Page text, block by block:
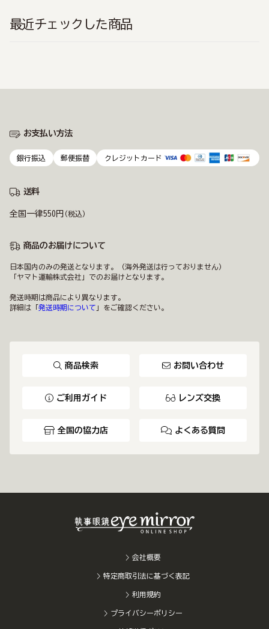
最近チェックした商品
お支払い方法
銀行振込 郵便振替 クレジットカード
送料
全国一律550円 (税込)
商品のお届けについて
日本国内のみの発送となります。（海外発送は行っておりません）
「ヤマト運輸株式会社」でのお届けとなります。
発送時期は商品により異なります。
詳細は「 発送時期について 」をご確認ください。
商品検索 お問い合わせ
ご利用ガイド レンズ交換
全国の協力店 よくある質問
会社概要
特定商取引法に基づく表記
利用規約
プライバシーポリシー